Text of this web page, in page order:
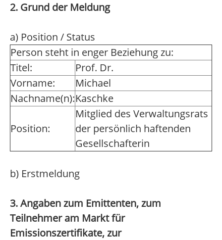
2. Grund der Meldung
a) Position / Status
Person steht in enger Beziehung zu:
Titel:
Prof. Dr.
Vorname:
Michael
Nachname(n):Kaschke
Position:
Mitglied des Verwaltungsrats
der persönlich haftenden
Gesellschafterin
b) Erstmeldung
3. Angaben zum Emittenten, zum
Teilnehmer am Markt für
Emissionszertifikate, zur